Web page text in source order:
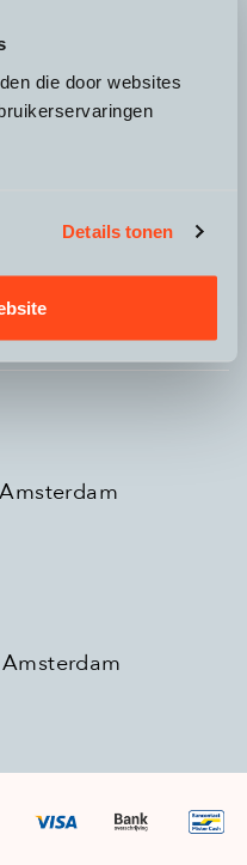
die door websites
Details tonen